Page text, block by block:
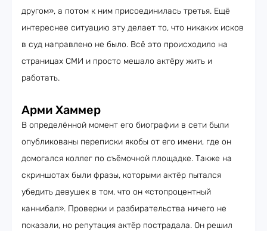
другом», а потом к ним присоединилась третья. Ещё
интереснее ситуацию эту делает то, что никаких исков
в суд направлено не было. Всё это происходило на
страницах СМИ и просто мешало актёру жить и
работать.
Арми Хаммер
В определённой момент его биографии в сети были
опубликованы переписки якобы от его имени, где он
домогался коллег по съёмочной площадке. Также на
скриншотах были фразы, которыми актёр пытался
убедить девушек в том, что он «стопроцентный
каннибал». Проверки и разбирательства ничего не
показали, но репутация актёр пострадала. Он решил